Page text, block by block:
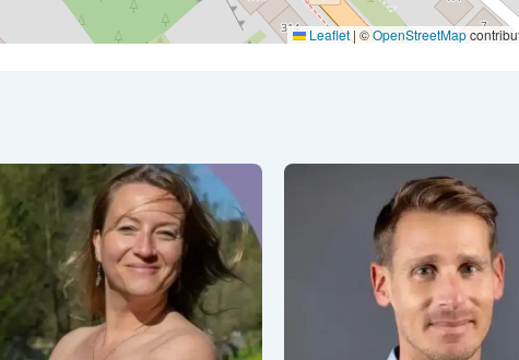
Leaflet | ©OpenStreetMap
Sylvia Joris
il y a 1 an
Aromathérapie,Thérapies
naturelles
Oxyzen
il y a 1 an
Naturopathie,Thérapies
naturelles